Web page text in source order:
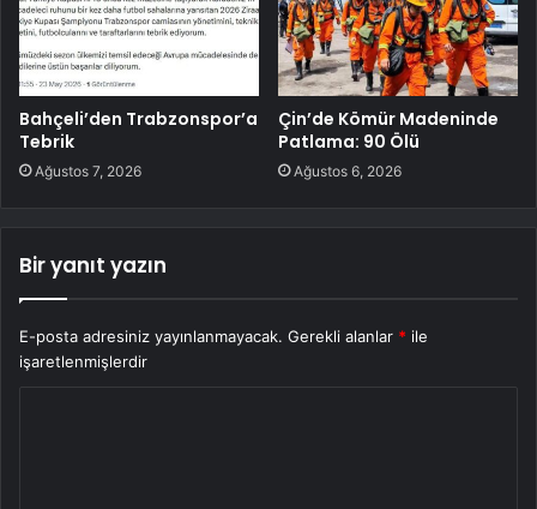
Bahçeli’den Trabzonspor’a
Tebrik
Ağustos 7, 2026
Çin’de Kömür Madeninde
Patlama: 90 Ölü
Ağustos 6, 2026
Bir yanıt yazın
E-posta adresiniz yayınlanmayacak. Gerekli alanlar * ile
işaretlenmişlerdir